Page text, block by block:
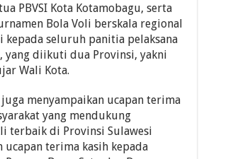
PBVSI Kota Kotamobagu, serta
Bola Voli berskala regional
kepada seluruh panitia pelaksana
yang diikuti dua Provinsi, yakni
Wali Kota.
menyampaikan ucapan terima
yang mendukung
terbaik di Provinsi Sulawesi
ucapan terima kasih kepada